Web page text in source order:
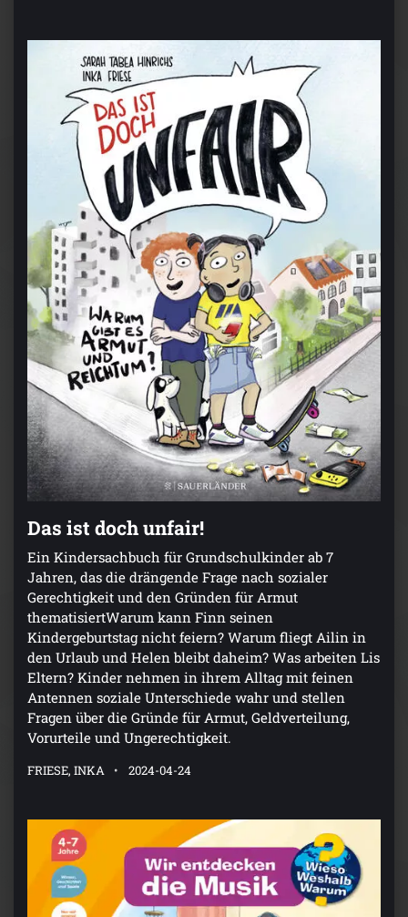
Das ist doch unfair!
Ein Kindersachbuch für Grundschulkinder ab 7
Jahren, das die drängende Frage nach sozialer
Gerechtigkeit und den Gründen für Armut
thematisiertWarum kann Finn seinen
Kindergeburtstag nicht feiern? Warum fliegt Ailin in
den Urlaub und Helen bleibt daheim? Was arbeiten Lis
Eltern? Kinder nehmen in ihrem Alltag mit feinen
Antennen soziale Unterschiede wahr und stellen
Fragen über die Gründe für Armut, Geldverteilung,
Vorurteile und Ungerechtigkeit.
FRIESE, INKA 2024-04-24